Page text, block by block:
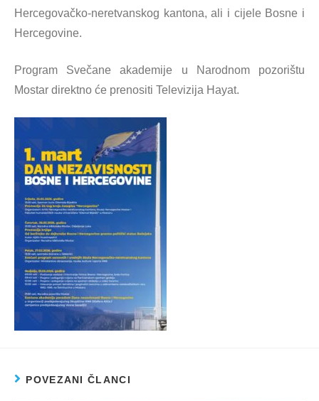
Hercegovačko-neretvanskog kantona, ali i cijele Bosne i
Hercegovine.
Program Svečane akademije u Narodnom pozorištu
Mostar direktno će prenositi Televizija Hayat.
POVEZANI ČLANCI